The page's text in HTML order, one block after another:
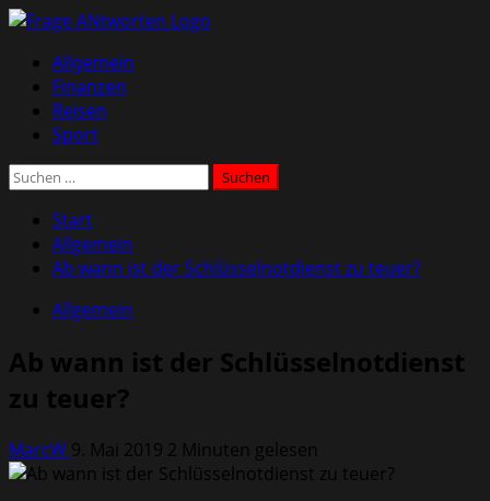
Zum
springen
Primäres
Menü
Allgemein
Finanzen
Reisen
Sport
Suchen
Start
Allgemein
Ab wann ist der Schlüsselnotdienst zu teuer?
Allgemein
Ab wann ist der Schlüsselnotdienst
zu teuer?
MarcW 9. Mai 2019 2 Minuten gelesen